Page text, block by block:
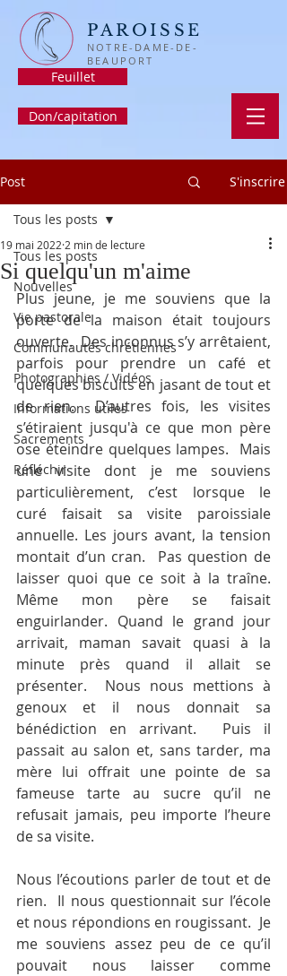
PAROISSE
NOTRE-DAME-DE-
BEAUPORT
Feuillet
Don/capitation
Post S'inscrire
Tous les posts
Nouvelles
Vie pastorale
Communautés chrétiennes
Photographies / Vidéos
Informations utiles
Sacrements
Réfléchir
Tous les posts
Si quelqu'un m'aime
19 mai 2022 2 min de lecture
Plus jeune, je me souviens que la
porte de la maison était toujours
ouverte.  Des inconnus s’y arrêtaient,
parfois pour prendre un café et
quelques biscuits en jasant de tout et
de rien.  D’autres fois, les visites
s’étiraient jusqu'à ce que mon père
ose éteindre quelques lampes.  Mais
une visite dont je me souviens
particulièrement, c’est lorsque le
curé faisait sa visite paroissiale
annuelle. Les jours avant, la tension
montait d’un cran.  Pas question de
laisser quoi que ce soit à la traîne.
Même mon père se faisait
enguirlander. Quand le grand jour
arrivait, maman savait quasi à la
minute près quand il allait se
présenter.  Nous nous mettions à
genoux et il nous donnait sa
bénédiction en arrivant.  Puis il
passait au salon et, sans tarder, ma
mère lui offrait une pointe de sa
fameuse tarte au sucre qu’il ne
refusait jamais, peu importe l’heure
de sa visite.
Nous l’écoutions parler de tout et de
rien.  Il nous questionnait sur l’école
et nous répondions en rougissant.  Je
me souviens assez peu de ce qu’il
pouvait nous laisser comme